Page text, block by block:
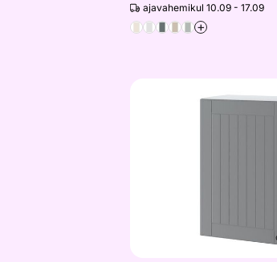
ajavahemikul 10.09 - 17.09
+
Ülemine köögikapp